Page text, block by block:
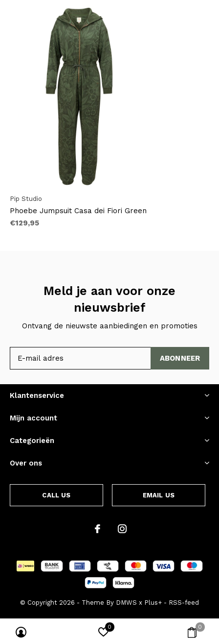
Pip Studio
Phoebe Jumpsuit Casa dei Fiori Green
€129,95
Meld je aan voor onze
nieuwsbrief
Ontvang de nieuwste aanbiedingen en promoties
ABONNEER
Klantenservice
Mijn account
Categorieën
Over ons
CALL US EMAIL US
© Copyright 2026 - Theme By DMWS x Plus+ - RSS-feed
0 0